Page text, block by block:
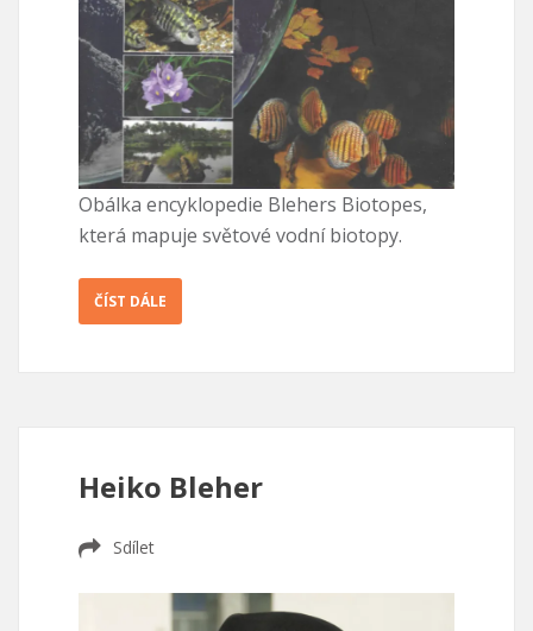
Obálka encyklopedie Blehers Biotopes,
která mapuje světové vodní biotopy.
ČÍST DÁLE
Heiko Bleher
Sdílet